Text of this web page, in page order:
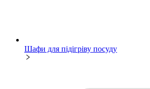
Шафи для підігріву посуду